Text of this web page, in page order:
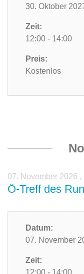
30. Oktober
Zeit:
12:00 - 14:00
Preis:
Kostenlos
07. November 2026 ,
Ö-Treff des
Datum:
07. November
Zeit: